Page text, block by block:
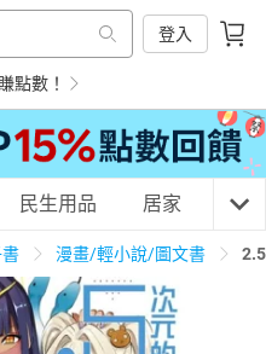
登入
點數！
養生保健 民生用品
民生用品 居家 3C
漫畫/輕小說/圖文書